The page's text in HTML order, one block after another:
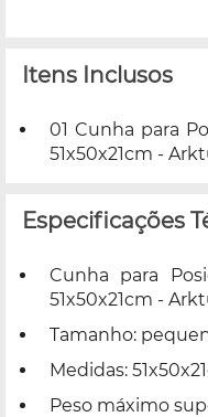
Itens Inclusos
01 Cunha para
51x50x21cm -
Especificações
Cunha para
51x50x21cm -
Tamanho:
Medidas:
Peso máximo